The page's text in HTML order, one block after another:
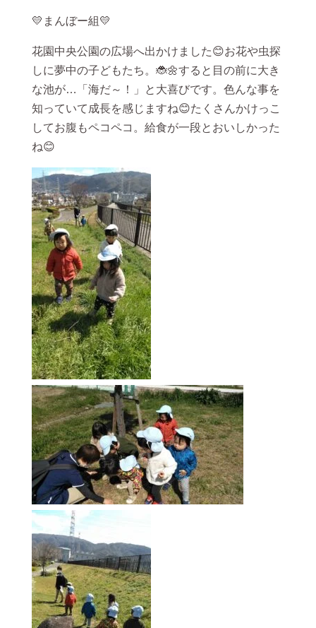
💛まんぼー組💛
花園中央公園の広場へ出かけました😊お花や虫探
しに夢中の子どもたち。🐞🌼すると目の前に大き
な池が…「海だ～！」と大喜びです。色んな事を
知っていて成長を感じますね😊たくさんかけっこ
してお腹もペコペコ。給食が一段とおいしかった
ね😊